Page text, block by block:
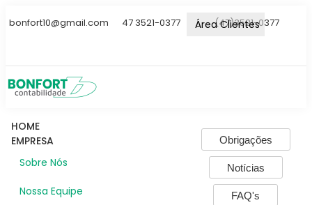
bonfort10@gmail.com 47 3521-0377 (47)3521-0377
HOME
EMPRESA
Sobre Nós
Nossa Equipe
Área Clientes
Obrigações
Notícias
FAQ's